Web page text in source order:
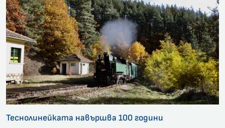
Теснолинейката навършва 100 години